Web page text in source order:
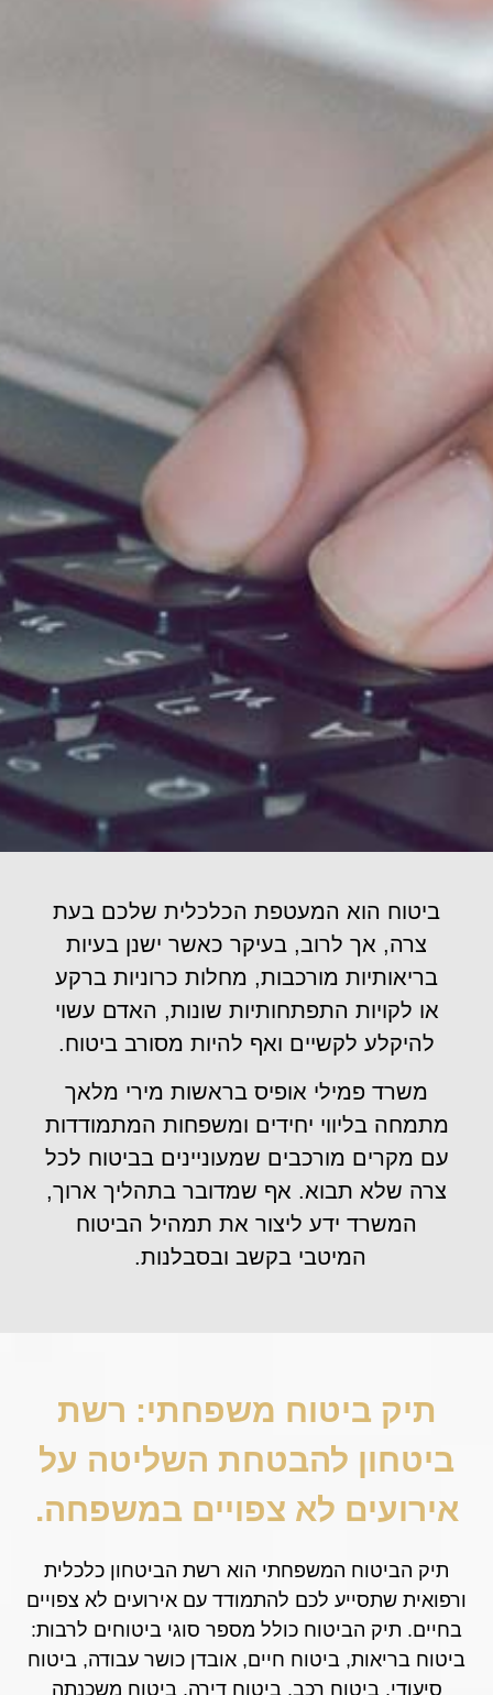
ביטוח הוא המעטפת הכלכלית שלכם בעת
צרה, אך לרוב, בעיקר כאשר ישנן בעיות
בריאותיות מורכבות, מחלות כרוניות ברקע
או לקויות התפתחותיות שונות, האדם עשוי
להיקלע לקשיים ואף להיות מסורב ביטוח.
משרד פמילי אופיס בראשות מירי מלאך
מתמחה בליווי יחידים ומשפחות המתמודדות
עם מקרים מורכבים שמעוניינים בביטוח לכל
צרה שלא תבוא. אף שמדובר בתהליך ארוך,
המשרד ידע ליצור את תמהיל הביטוח
המיטבי בקשב ובסבלנות.
תיק ביטוח משפחתי: רשת
ביטחון להבטחת השליטה על
אירועים לא צפויים במשפחה.
תיק הביטוח המשפחתי הוא רשת הביטחון כלכלית
ורפואית שתסייע לכם להתמודד עם אירועים לא צפויים
בחיים. תיק הביטוח כולל מספר סוגי ביטוחים לרבות:
ביטוח בריאות, ביטוח חיים, אובדן כושר עבודה, ביטוח
סיעודי, ביטוח רכב, ביטוח דירה, ביטוח משכנתה